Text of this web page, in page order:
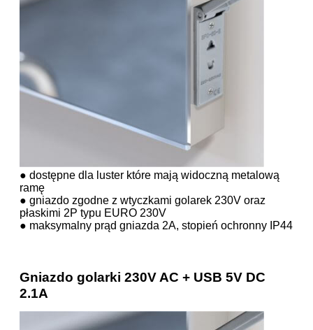
● dostępne dla luster które mają widoczną metalową
ramę
● gniazdo zgodne z wtyczkami golarek 230V oraz
płaskimi 2P typu EURO 230V
● maksymalny prąd gniazda 2A, stopień ochronny IP44
Gniazdo golarki 230V AC + USB 5V DC
2.1A